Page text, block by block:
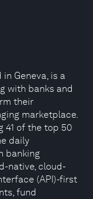
in Geneva, is a
with banks and
their
marketplace.
41 of the top 50
daily
banking
native, cloud-
(API)-first
fund